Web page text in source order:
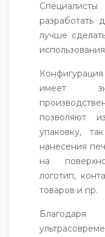
разработать
лучше
имеет
позволяют
упаковку,
нанесения
на
логотип,
товаров и пр.